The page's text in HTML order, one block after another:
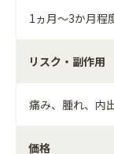
1ヵ月～3か月程
リスク・副作用
痛み、腫れ、内
価格